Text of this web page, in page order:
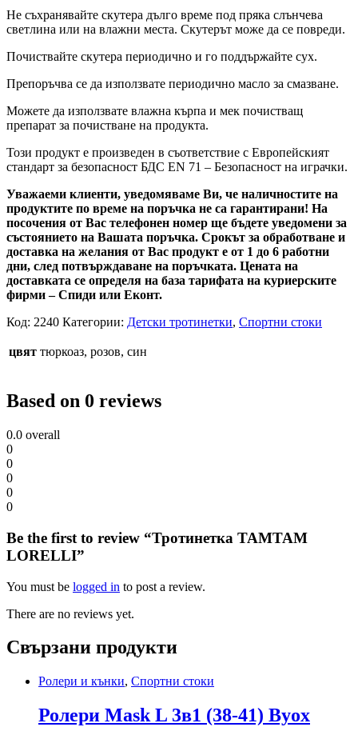
Не съхранявайте скутера дълго време под пряка слънчева
светлина или на влажни места. Скутерът може да се повреди.
Почиствайте скутера периодично и го поддържайте сух.
Препоръчва се да използвате периодично масло за смазване.
Можете да използвате влажна кърпа и мек почистващ
препарат за почистване на продукта.
Този продукт е произведен в съответствие с Европейският
стандарт за безопасност БДС EN 71 – Безопасност на играчки.
Уважаеми клиенти, уведомяваме Ви, че наличностите на
продуктите по време на поръчка не са гарантирани! На
посочения от Вас телефонен номер ще бъдете уведомени за
състоянието на Вашата поръчка. Срокът за обработване и
доставка на желания от Вас продукт е от 1 до 6 работни
дни, след потвърждаване на поръчката. Цената на
доставката се определя на база тарифата на куриерските
фирми – Спиди или Еконт.
Код: 2240 Категории: Детски тротинетки, Спортни стоки
цвят тюркоаз, розов, син
Based on 0 reviews
0.0 overall
0
0
0
0
0
Be the first to review “Тротинетка TAMTAM
LORELLI”
You must be logged in to post a review.
There are no reviews yet.
Свързани продукти
Ролери и кънки, Спортни стоки
Ролери Mask L 3в1 (38-41) Byox